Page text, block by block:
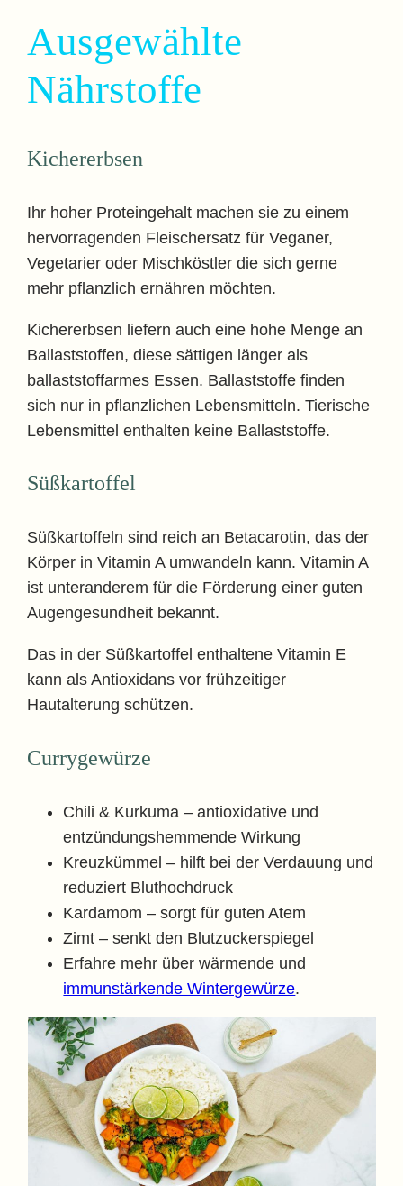
Ausgewählte
Nährstoffe
Kichererbsen
Ihr hoher Proteingehalt machen sie zu einem
hervorragenden Fleischersatz für Veganer,
Vegetarier oder Mischköstler die sich gerne
mehr pflanzlich ernähren möchten.
Kichererbsen liefern auch eine hohe Menge an
Ballaststoffen, diese sättigen länger als
ballaststoffarmes Essen. Ballaststoffe finden
sich nur in pflanzlichen Lebensmitteln. Tierische
Lebensmittel enthalten keine Ballaststoffe.
Süßkartoffel
Süßkartoffeln sind reich an Betacarotin, das der
Körper in Vitamin A umwandeln kann. Vitamin A
ist unteranderem für die Förderung einer guten
Augengesundheit bekannt.
Das in der Süßkartoffel enthaltene Vitamin E
kann als Antioxidans vor frühzeitiger
Hautalterung schützen.
Currygewürze
Chili & Kurkuma – antioxidative und
entzündungshemmende Wirkung
Kreuzkümmel – hilft bei der Verdauung und
reduziert Bluthochdruck
Kardamom – sorgt für guten Atem
Zimt – senkt den Blutzuckerspiegel
Erfahre mehr über wärmende und
immunstärkende Wintergewürze.